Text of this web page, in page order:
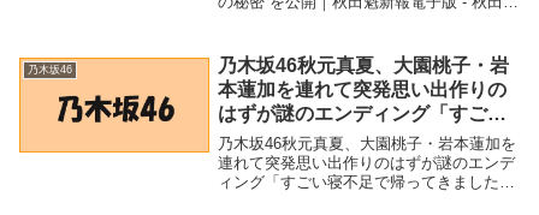
山下美月＆与田祐希らも“美しさの秘...
乃木坂46
乃木坂46秋元真夏、大園桃子・岩
本蓮加を連れて突発思い出作りの
はずが謎のエンディング「すごい
寝不足で帰ってきました」 – モデ
ルプレス
乃木坂46秋元真夏、大園桃子・岩本蓮加を
連れて突発思い出作りのはずが謎のエンデ
ィング「すごい寝不足で帰ってきました」